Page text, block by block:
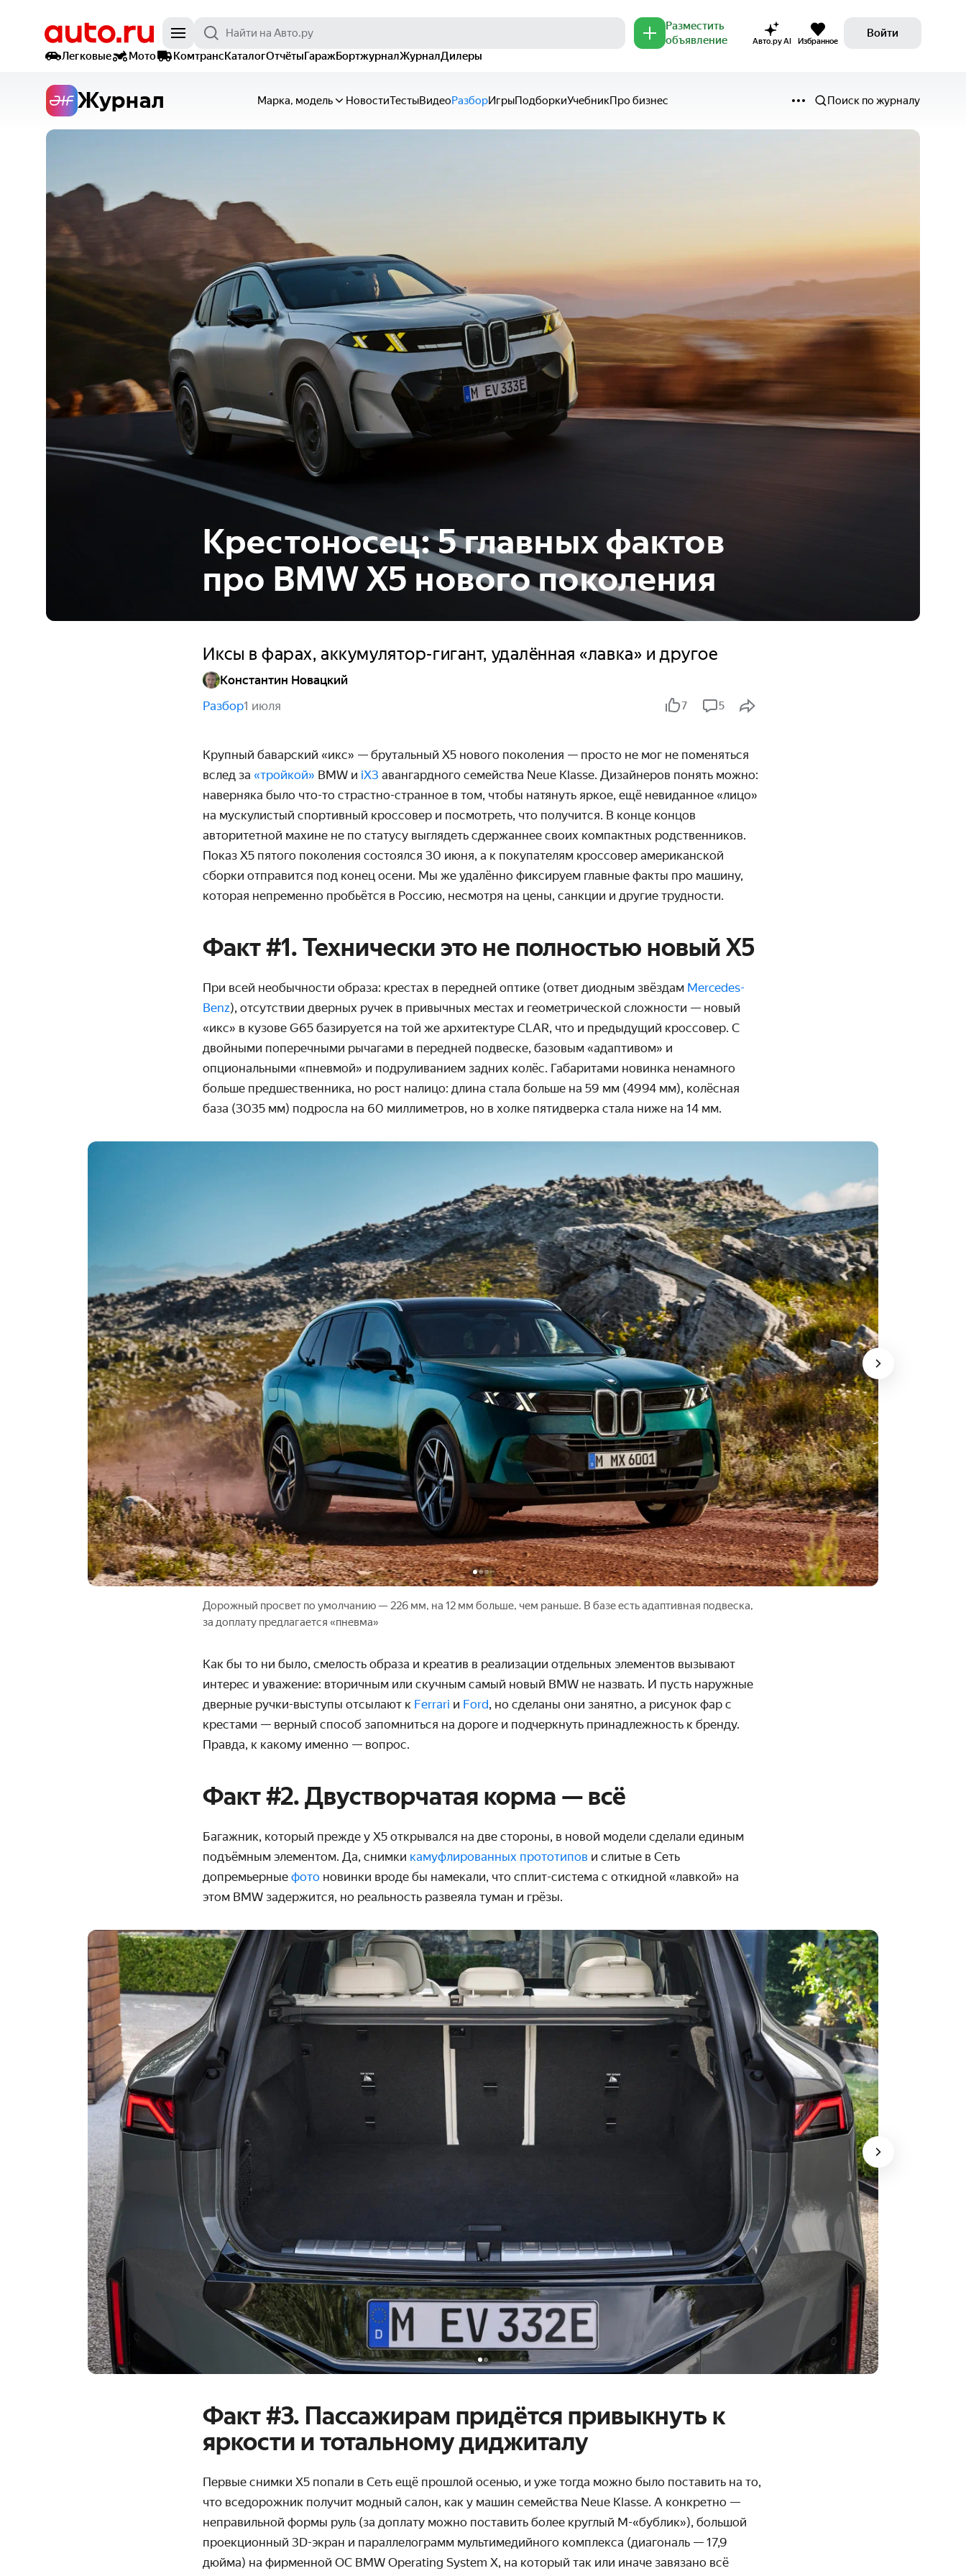
Разместить
объявление
Авто.ру AI Избранное
Войти
Легковые
Мото КомтрансКаталогОтчётыГаражБортжурналЖурналДилеры
Журнал Марка, модель НовостиТестыВидеоРазборИгрыПодборкиУчебникПро бизнес Поиск по журналу
Крестоносец: 5 главных фактов
про BMW X5 нового поколения
Иксы в фарах, аккумулятор-гигант, удалённая «лавка» и другое
Константин Новацкий
Разбор1 июля 7 5
Крупный баварский «икс» — брутальный X5 нового поколения — просто не мог не поменяться
вслед за «тройкой» BMW и iX3 авангардного семейства Neue Klasse. Дизайнеров понять можно:
наверняка было что-то страстно-странное в том, чтобы натянуть яркое, ещё невиданное «лицо»
на мускулистый спортивный кроссовер и посмотреть, что получится. В конце концов
авторитетной махине не по статусу выглядеть сдержаннее своих компактных родственников.
Показ X5 пятого поколения состоялся 30 июня, а к покупателям кроссовер американской
сборки отправится под конец осени. Мы же удалённо фиксируем главные факты про машину,
которая непременно пробьётся в Россию, несмотря на цены, санкции и другие трудности.
Факт #1. Технически это не полностью новый X5
При всей необычности образа: крестах в передней оптике (ответ диодным звёздам Mercedes-
Benz), отсутствии дверных ручек в привычных местах и геометрической сложности — новый
«икс» в кузове G65 базируется на той же архитектуре CLAR, что и предыдущий кроссовер. С
двойными поперечными рычагами в передней подвеске, базовым «адаптивом» и
опциональными «пневмой» и подруливанием задних колёс. Габаритами новинка ненамного
больше предшественника, но рост налицо: длина стала больше на 59 мм (4994 мм), колёсная
база (3035 мм) подросла на 60 миллиметров, но в холке пятидверка стала ниже на 14 мм.
Дорожный просвет по умолчанию — 226 мм, на 12 мм больше, чем раньше. В базе есть адаптивная подвеска,
за доплату предлагается «пневма»
Как бы то ни было, смелость образа и креатив в реализации отдельных элементов вызывают
интерес и уважение: вторичным или скучным самый новый BMW не назвать. И пусть наружные
дверные ручки-выступы отсылают к Ferrari и Ford, но сделаны они занятно, а рисунок фар с
крестами — верный способ запомниться на дороге и подчеркнуть принадлежность к бренду.
Правда, к какому именно — вопрос.
Факт #2. Двустворчатая корма — всё
Багажник, который прежде у X5 открывался на две стороны, в новой модели сделали единым
подъёмным элементом. Да, снимки камуфлированных прототипов и слитые в Сеть
допремьерные фото новинки вроде бы намекали, что сплит-система с откидной «лавкой» на
этом BMW задержится, но реальность развеяла туман и грёзы.
Факт #3. Пассажирам придётся привыкнуть к
яркости и тотальному диджиталу
Первые снимки X5 попали в Сеть ещё прошлой осенью, и уже тогда можно было поставить на то,
что вседорожник получит модный салон, как у машин семейства Neue Klasse. А конкретно —
неправильной формы руль (за доплату можно поставить более круглый M-«бублик»), большой
проекционный 3D-экран и параллелограмм мультимедийного комплекса (диагональ — 17,9
дюйма) на фирменной ОС BMW Operating System X, на который так или иначе завязано всё